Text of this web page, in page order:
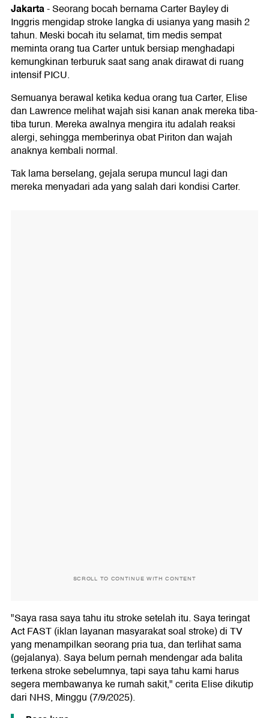
Jakarta-Seorang bocah bernama Carter Bayley di
Inggris mengidap stroke langka di usianya yang masih 2
tahun. Meski bocah itu selamat, tim medis sempat
meminta orang tua Carter untuk bersiap menghadapi
kemungkinan terburuk saat sang anak dirawat di ruang
intensif PICU.
Semuanya berawal ketika kedua orang tua Carter, Elise
dan Lawrence melihat wajah sisi kanan anak mereka tiba-
tiba turun. Mereka awalnya mengira itu adalah reaksi
alergi, sehingga memberinya obat Piriton dan wajah
anaknya kembali normal.
Tak lama berselang, gejala serupa muncul lagi dan
mereka menyadari ada yang salah dari kondisi Carter.
SCROLL TO CONTINUE WITH CONTENT
"Saya rasa saya tahu itu stroke setelah itu. Saya teringat
Act FAST (iklan layanan masyarakat soal stroke) di TV
yang menampilkan seorang pria tua, dan terlihat sama
(gejalanya). Saya belum pernah mendengar ada balita
terkena stroke sebelumnya, tapi saya tahu kami harus
segera membawanya ke rumah sakit," cerita Elise dikutip
dari NHS, Minggu (7/9/2025).